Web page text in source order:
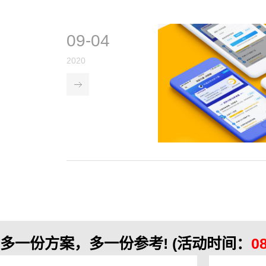
09-04
2020
多一份方案，多一份参考! (活动时间：